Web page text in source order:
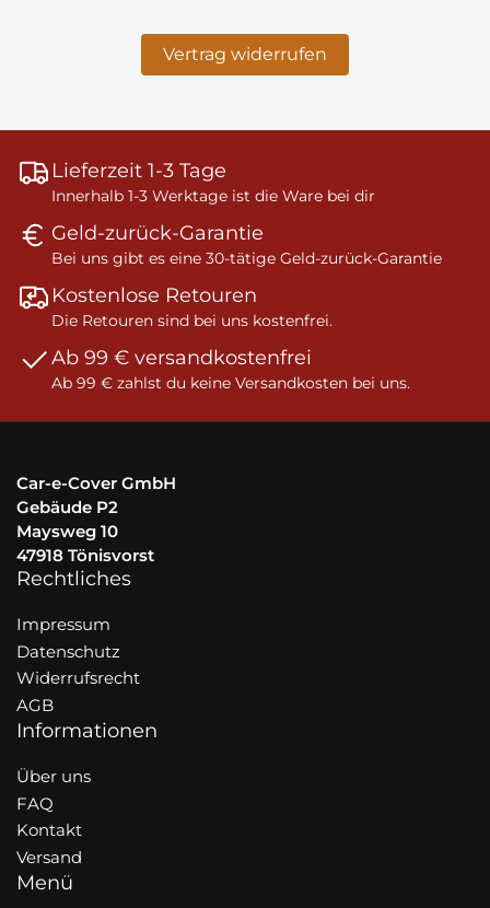
Vertrag widerrufen
Lieferzeit 1-3 Tage
Innerhalb 1-3 Werktage ist die Ware bei dir
Geld-zurück-Garantie
Bei uns gibt es eine 30-tätige Geld-zurück-Garantie
Kostenlose Retouren
Die Retouren sind bei uns kostenfrei.
Ab 99 € versandkostenfrei
Ab 99 € zahlst du keine Versandkosten bei uns.
Car-e-Cover GmbH
Gebäude P2
Maysweg 10
47918 Tönisvorst
Rechtliches
Impressum
Datenschutz
Widerrufsrecht
AGB
Informationen
Über uns
FAQ
Kontakt
Versand
Menü